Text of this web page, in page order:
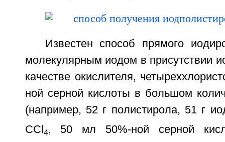
Известен способ прямого
молекулярным иодом в присутствии
качестве окислителя,
ной серной кислоты в большом
(например, 52 г полистирола, 51 г
CCl 4, 50 мл 50%-ной серной